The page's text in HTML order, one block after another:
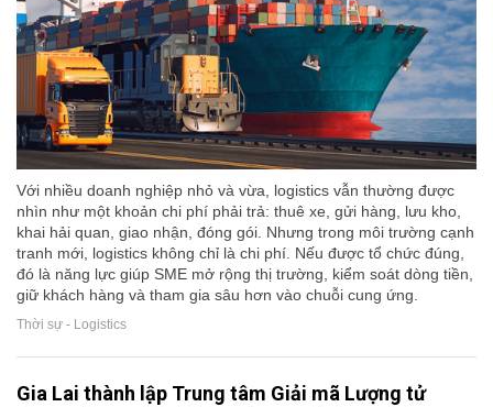
Với nhiều doanh nghiệp nhỏ và vừa, logistics vẫn thường được
nhìn như một khoản chi phí phải trả: thuê xe, gửi hàng, lưu kho,
khai hải quan, giao nhận, đóng gói. Nhưng trong môi trường cạnh
tranh mới, logistics không chỉ là chi phí. Nếu được tổ chức đúng,
đó là năng lực giúp SME mở rộng thị trường, kiểm soát dòng tiền,
giữ khách hàng và tham gia sâu hơn vào chuỗi cung ứng.
Thời sự - Logistics
Gia Lai thành lập Trung tâm Giải mã Lượng tử